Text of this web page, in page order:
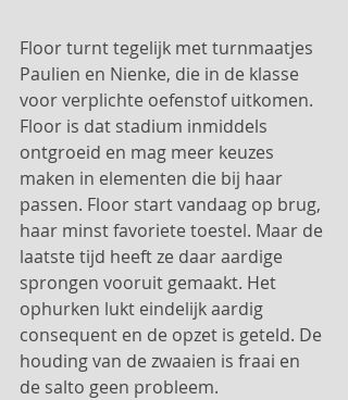
Floor turnt tegelijk met turnmaatjes
Paulien en Nienke, die in de klasse
voor verplichte oefenstof uitkomen.
Floor is dat stadium inmiddels
ontgroeid en mag meer keuzes
maken in elementen die bij haar
passen. Floor start vandaag op brug,
haar minst favoriete toestel. Maar de
laatste tijd heeft ze daar aardige
sprongen vooruit gemaakt. Het
ophurken lukt eindelijk aardig
consequent en de opzet is geteld. De
houding van de zwaaien is fraai en
de salto geen probleem.